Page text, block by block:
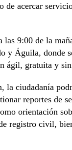
de acercar
9:00 de la
y Águila, donde
ágil, gratuita y
la ciudadanía
reportes de
orientación
registro civil,